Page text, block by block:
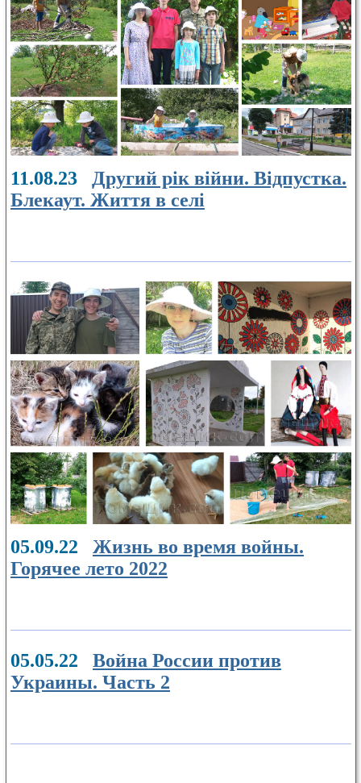
11.08.23 Другий рік війни. Відпустка.
Блекаут. Життя в селі
05.09.22 Жизнь во время войны.
Горячее лето 2022
05.05.22 Война России против
Украины. Часть 2